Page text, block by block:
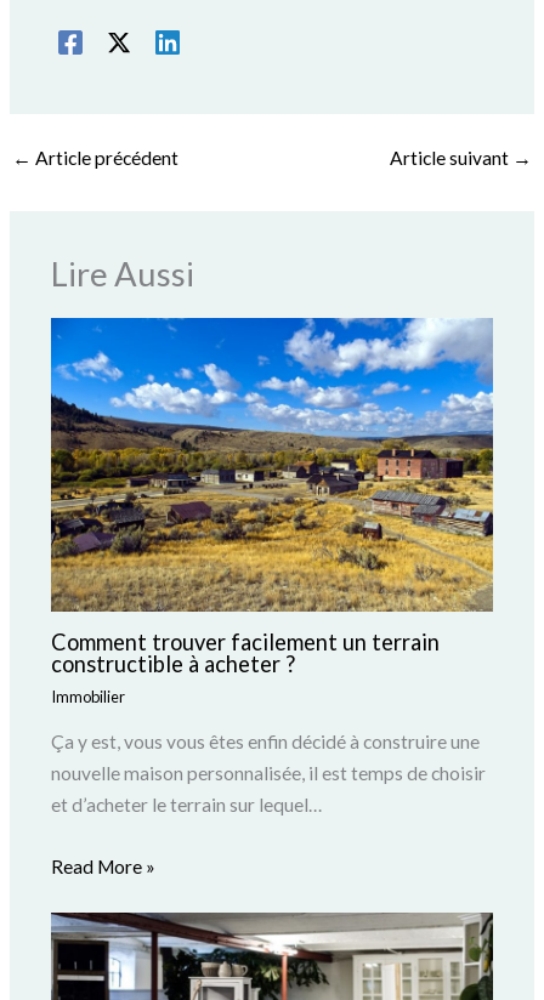
← Article précédent Article suivant →
Lire Aussi
Comment trouver facilement un terrain
constructible à acheter ?
Immobilier
Ça y est, vous vous êtes enfin décidé à construire une
nouvelle maison personnalisée, il est temps de choisir
et d’acheter le terrain sur lequel…
Read More »